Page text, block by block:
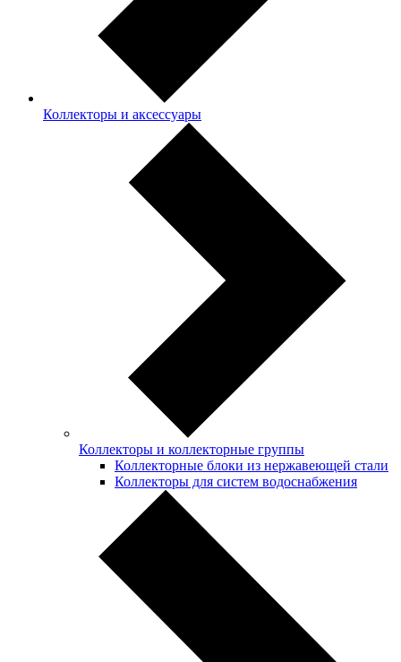
Коллекторы и аксессуары
Коллекторы и коллекторные группы
Коллекторные блоки из нержавеющей стали
Коллекторы для систем водоснабжения